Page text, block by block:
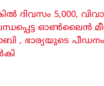
ദിവസം 5,000,
ഓൺലൈൻ
, ഭാര്യയുടെ